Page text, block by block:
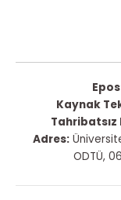
Kaynak
Adres:
ODTÜ,